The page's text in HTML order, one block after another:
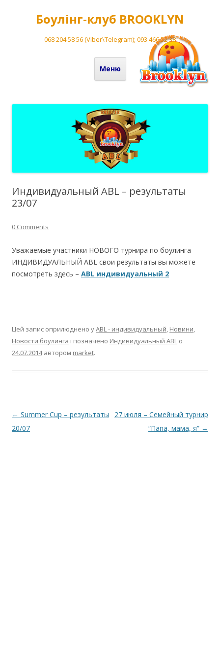
Боулінг-клуб BROOKLYN
068 204 58 56 (Viber\Telegram); 093 466 52 38
Меню
Перейти до вмісту
Индивидуальный ABL – результаты
23/07
0 Comments
Уважаемые участники НОВОГО турнира по боулинга
ИНДИВИДУАЛЬНЫЙ АВL свои результаты вы можете
посмотреть здесь – ABL индивидуальный 2
Цей запис оприлюднено уABL - индивидуальный, Новини,
Новости боулинга і позначено Индивидуальный ABL о
24.07.2014 автором market.
Навігація по запису
← Summer Cup – результаты
20/07
27 июля – Семейный турнир
“Папа, мама, я” →